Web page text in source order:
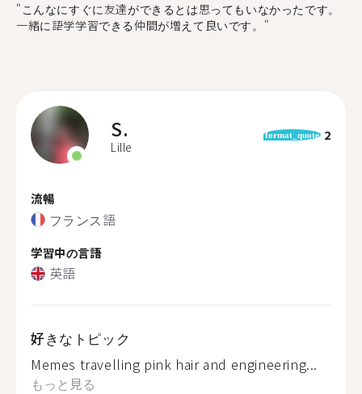
"こんなにすぐに友達ができるとは思ってもいなかったです。
一緒に語学学習できる仲間が増えて良いです。"
S.
Lille
format_quote 2
流暢
フランス語
学習中の言語
英語
好きなトピック
Memes travelling pink hair and engineering...
もっと見る